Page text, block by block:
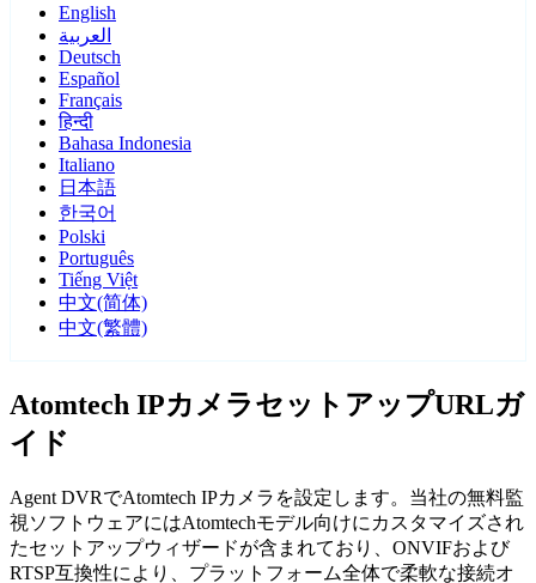
English
العربية
Deutsch
Español
Français
हिन्दी
Bahasa Indonesia
Italiano
日本語
한국어
Polski
Português
Tiếng Việt
中文(简体)
中文(繁體)
Atomtech IPカメラセットアップURLガ
イド
Agent DVRでAtomtech IPカメラを設定します。当社の無料監
視ソフトウェアにはAtomtechモデル向けにカスタマイズされ
たセットアップウィザードが含まれており、ONVIFおよび
RTSP互換性により、プラットフォーム全体で柔軟な接続オ